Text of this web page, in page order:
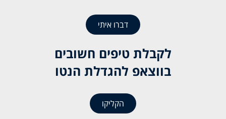
דברו איתי
לקבלת טיפים חשובים
בווצאפ להגדלת הנטו
הקליקו